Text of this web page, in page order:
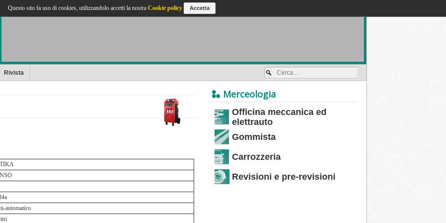
Rivista
Merceologia
Officina meccanica ed
elettrauto
Gommista
Carrozzeria
Revisioni e pre-revisioni
automatico
Questo sito fa uso di cookies, utilizzandolo accetti la nostra Cookie policy Accetta